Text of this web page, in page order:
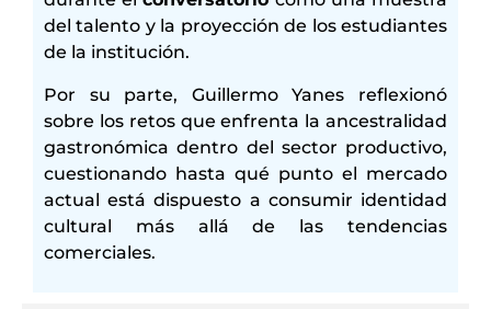
del talento y la proyección de los estudiantes
de la institución.
Por su parte, Guillermo Yanes reflexionó
sobre los retos que enfrenta la ancestralidad
gastronómica dentro del sector productivo,
cuestionando hasta qué punto el mercado
actual está dispuesto a consumir identidad
cultural más allá de las tendencias
comerciales.